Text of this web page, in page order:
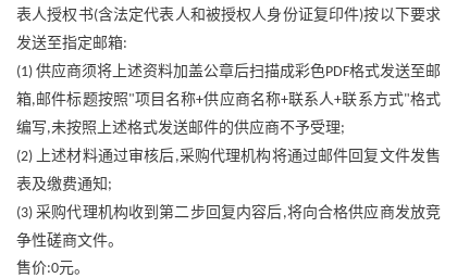
表人授权书(含法定代表人和被授权人身份证复印件)按以下要求
发送至指定邮箱:
(1) 供应商须将上述资料加盖公章后扫描成彩色PDF格式发送至邮
箱, 邮件标题按照"项目名称+供应商名称+联系人+联系方式"格式
编写,未按照上述格式发送邮件的供应商不予受理;
(2) 上述材料通过审核后,采购代理机构将通过邮件回复文件发售
表及缴费通知 ;
(3)采购代理机构收到第二步回复内容后,将向合格供应商发放竞
争性磋商文件。
售价:0元。